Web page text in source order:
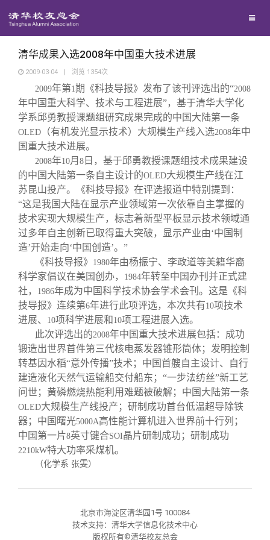
地区联络
年级联络
院系校友工作
专业委员会
兴趣群体
西南联大校友会
回馈母校
捐赠项目
捐赠新闻
捐赠纪事
捐赠方法
义工计划
媒体平台
《清华校友通讯》
《水木清华》
我要订阅
新媒体平台
百年清华
清华人物
清华故事
青春风采
校友文苑
校友讲坛
校友视界
校友服务
终身学习
信息化服务
三创大赛
实用信息
校友总会
总会简介
会长致辞
总会章程
理事会名单
制度法规
联系我们
关闭
清华成果入选2008年中国重大技术进展
2009-03-04 | 浏览 1354次
2009年第1期《科技导报》发布了该刊评选出的“2008
年中国重大科学、技术与工程进展”，基于清华大学化
学系邱勇教授课题组研究成果完成的中国大陆第一条
OLED （有机发光显示技术）大规模生产线入选2008年中
国重大技术进展。
2008年10月 8 日，基于邱勇教授课题组技术成果建设
的中国大陆第一条自主设计的OLED大规模生产线在江
苏昆山投产。《科技导报》在评选报道中特别提到：
“这是我国大陆在显示产业领域第一次依靠自主掌握的
技术实现大规模生产，标志着新型平板显示技术领域通
过多年自主创新已取得重大突破，显示产业由‘中国制
造’开始走向‘中国创造’。”
《科技导报》 1980年由杨振宁、李政道等美籍华裔
科学家倡议在美国创办，
1984年转至中国办刊并正式建
社，
1986年成为中国科学技术协会学术会刊。这是《科
技导报》连续第6年进行此项评选，本次共有10项技术
进展、
10项科学进展和 10项工程进展入选。
此次评选出的2008年中国重大技术进展包括：成功
锻造出世界首件第三代核电蒸发器锥形筒体；发明控制
转基因水稻“意外传播”技术；中国首艘自主设计、自行
建造液化天然气运输船交付船东；“一步法纺丝”新工艺
问世；黄磷燃烧热能利用难题被破解；中国大陆第一条
OLED大规模生产线投产；研制成功首台低温超导除铁
器；中国曙光5000A高性能计算机进入世界前十行列；
中国第一片8英寸键合SOI晶片研制成功；研制成功
2210kW特大功率采煤机。
（化学系 张雯）
北京市海淀区清华园1号 100084
技术支持：清华大学信息化技术中心
版权所有©清华校友总会